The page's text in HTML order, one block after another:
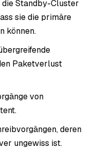
die Standby-Cluster
sie die primäre
können.
Paketverlust
von
deren
ungewiss ist.